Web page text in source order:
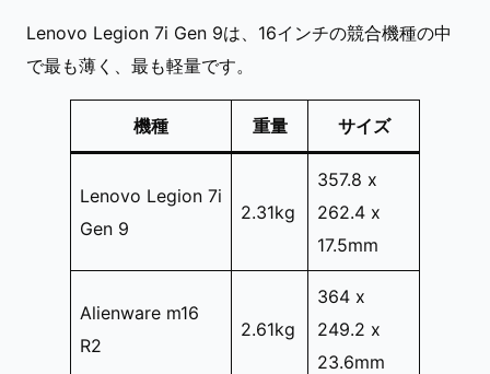
Lenovo Legion 7i Gen 9は、16インチの競合機種の中
で最も薄く、最も軽量です。
機種 重量 サイズ
Lenovo Legion 7i
Gen 9
2.31kg
357.8 x
262.4 x
17.5mm
Alienware m16
R2
2.61kg
364 x
249.2 x
23.6mm